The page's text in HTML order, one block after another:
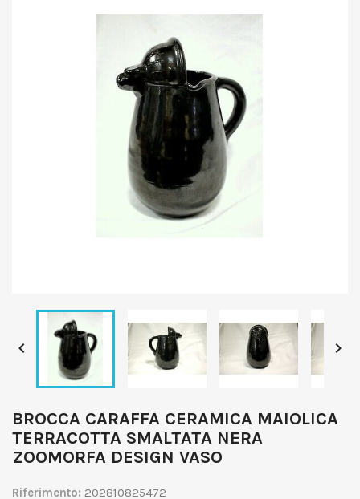
 
BROCCA CARAFFA CERAMICA MAIOLICA
TERRACOTTA SMALTATA NERA
ZOOMORFA DESIGN VASO
Riferimento: 202810825472